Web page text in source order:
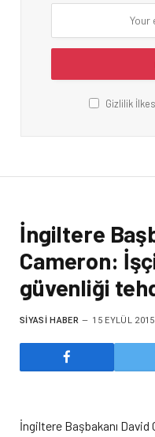
Gizlilik
İngiltere
Cameron:
güvenliği
SIYASI HABER 15 EYLÜL 2015
İngiltere Başbakanı